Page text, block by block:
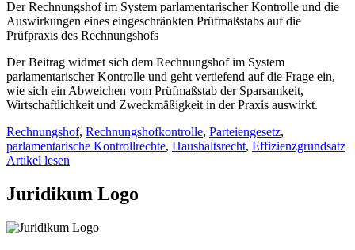
Der Rechnungshof im System parlamentarischer Kontrolle und die
Auswirkungen eines eingeschränkten Prüfmaßstabs auf die
Prüfpraxis des Rechnungshofs
Der Beitrag widmet sich dem Rechnungshof im System
parlamentarischer Kontrolle und geht vertiefend auf die Frage ein,
wie sich ein Abweichen vom Prüfmaßstab der Sparsamkeit,
Wirtschaftlichkeit und Zweckmäßigkeit in der Praxis auswirkt.
Rechnungshof, Rechnungshofkontrolle, Parteiengesetz,
parlamentarische Kontrollrechte, Haushaltsrecht, Effizienzgrundsatz
Artikel lesen
Juridikum Logo